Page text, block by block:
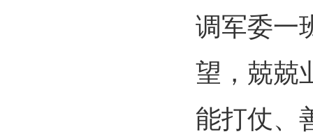
调军委一
望，兢兢
能打仗、